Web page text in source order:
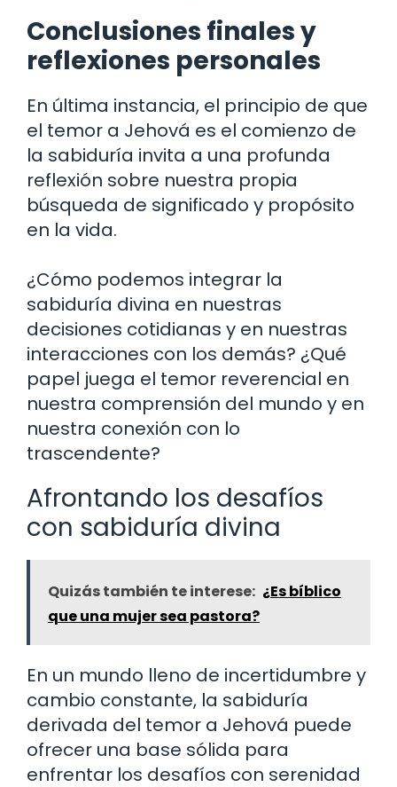
Conclusiones finales y
reflexiones personales
En última instancia, el principio de que
el temor a Jehová es el comienzo de
la sabiduría invita a una profunda
reflexión sobre nuestra propia
búsqueda de significado y propósito
en la vida.
¿Cómo podemos integrar la
sabiduría divina en nuestras
decisiones cotidianas y en nuestras
interacciones con los demás? ¿Qué
papel juega el temor reverencial en
nuestra comprensión del mundo y en
nuestra conexión con lo
trascendente?
Afrontando los desafíos
con sabiduría divina
Quizás también te interese: ¿Es bíblico
que una mujer sea pastora?
En un mundo lleno de incertidumbre y
cambio constante, la sabiduría
derivada del temor a Jehová puede
ofrecer una base sólida para
enfrentar los desafíos con serenidad